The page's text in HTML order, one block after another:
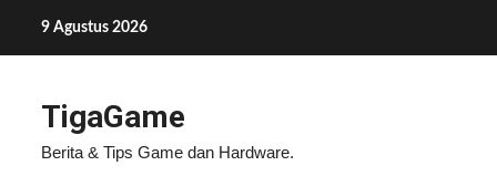
content
9 Agustus 2026
TigaGame
Berita & Tips Game dan Hardware.